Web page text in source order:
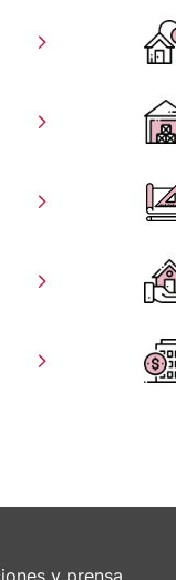
y prensa